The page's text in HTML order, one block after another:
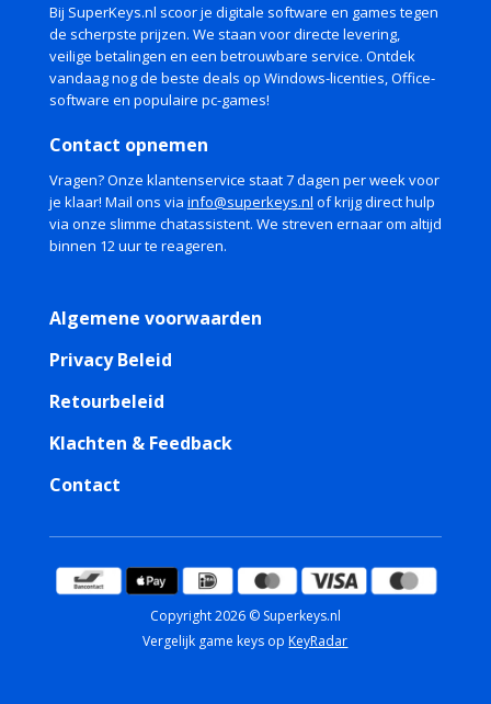
Bij SuperKeys.nl scoor je digitale software en games tegen
de scherpste prijzen. We staan voor directe levering,
veilige betalingen en een betrouwbare service. Ontdek
vandaag nog de beste deals op Windows-licenties, Office-
software en populaire pc-games!
Contact opnemen
Vragen? Onze klantenservice staat 7 dagen per week voor
je klaar! Mail ons via info@superkeys.nl of krijg direct hulp
via onze slimme chatassistent. We streven ernaar om altijd
binnen 12 uur te reageren.
Algemene voorwaarden
Privacy Beleid
Retourbeleid
Klachten & Feedback
Contact
Copyright 2026 © Superkeys.nl
Vergelijk game keys opKeyRadar